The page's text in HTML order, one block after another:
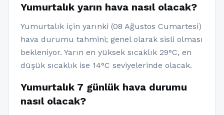
Yumurtalık yarın hava nasıl olacak?
Yumurtalık için yarınki (08 Ağustos Cumartesi)
hava durumu tahmini; genel olarak sisli olması
bekleniyor. Yarın en yüksek sıcaklık 29°C, en
düşük sıcaklık ise 14°C seviyelerinde olacak.
Yumurtalık 7 günlük hava durumu
nasıl olacak?